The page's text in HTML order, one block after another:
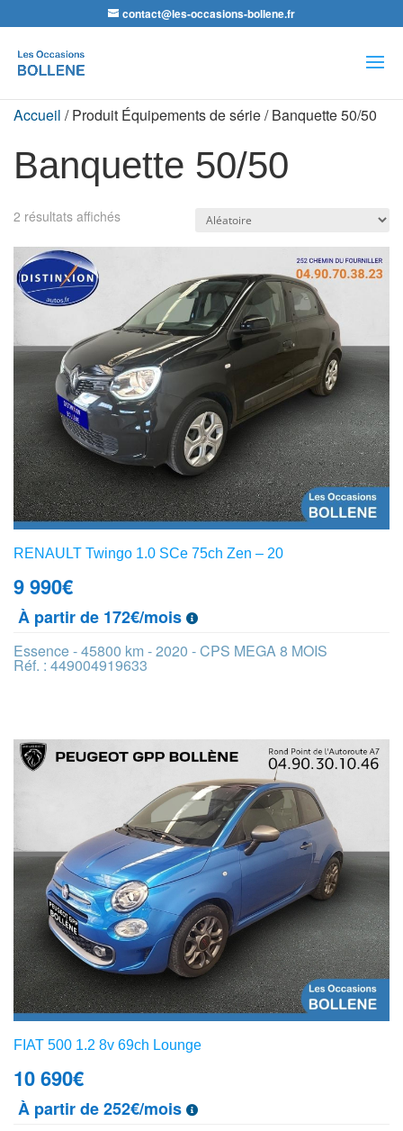
contact@les-occasions-bollene.fr
de
produits
Accueil / Produit Équipements de série / Banquette 50/50
Banquette 50/50
2 résultats affichés
RENAULT Twingo 1.0 SCe 75ch Zen – 20
9 990€
À partir de 172€/mois
Essence - 45800 km - 2020 - CPS MEGA 8 MOIS
Réf. : 449004919633
FIAT 500 1.2 8v 69ch Lounge
10 690€
À partir de 252€/mois